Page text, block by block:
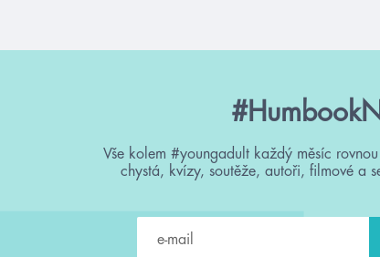
Vše kolem #youngadult každý měsíc
chystá, kvízy, soutěže, autoři, filmové a